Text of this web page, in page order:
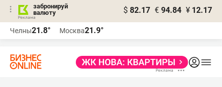
забронируй
валюту
$ 82.17 € 94.84 ¥ 12.17
Челны21.8° Москва21.9°